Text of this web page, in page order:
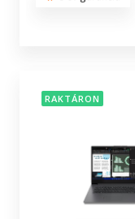
RAKTÁRON